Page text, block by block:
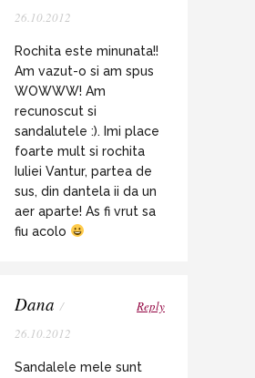
26.10.2012
Rochita este minunata!!
Am vazut-o si am spus
WOWWW! Am
recunoscut si
sandalutele :). Imi place
foarte mult si rochita
Iuliei Vantur, partea de
sus, din dantela ii da un
aer aparte! As fi vrut sa
fiu acolo
Dana /
26.10.2012
Reply
Sandalele mele sunt